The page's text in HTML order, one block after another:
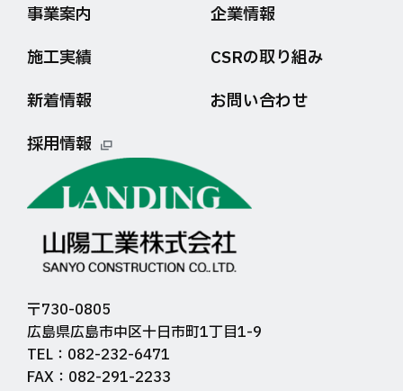
事業案内
企業情報
施工実績
CSRの取り組み
新着情報
お問い合わせ
採用情報
〒730-0805
広島県広島市中区十日市町1丁目1-9
TEL：082-232-6471
FAX：082-291-2233